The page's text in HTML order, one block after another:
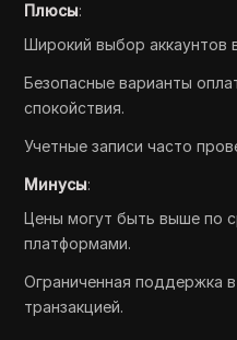
Плюсы:
Широкий выбор аккаунтов
Безопасные варианты
спокойствия.
Учетные записи часто
Минусы:
Цены могут быть выше по
платформами.
Ограниченная поддержка
транзакцией.